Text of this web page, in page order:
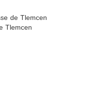
de Tlemcen
Tlemcen